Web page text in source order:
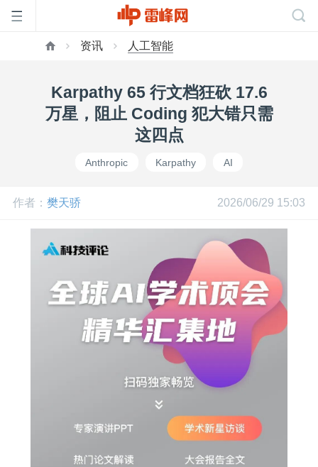
页
资讯 人工智能
Karpathy 65 行文档狂砍 17.6
万星，阻止 Coding 犯大错只需
这四点
Anthropic Karpathy AI
作者： 樊天骄 2026/06/29 15:03